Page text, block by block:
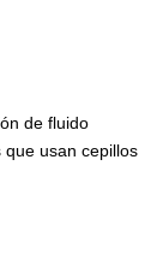
de fluido
usan cepillos